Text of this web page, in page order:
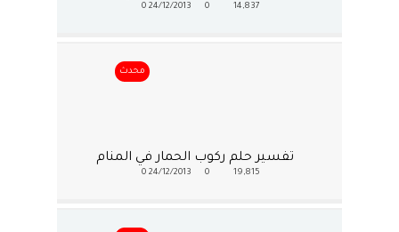
14,837
0
24/12/2013
0
محدث
تفسير حلم ركوب الحمار في المنام
19,815
0
24/12/2013
0